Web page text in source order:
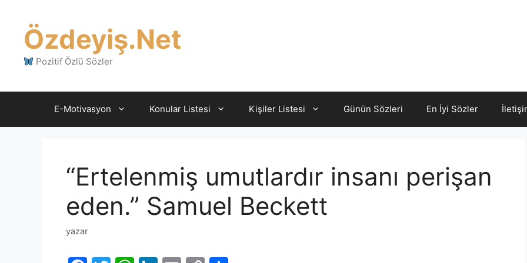
Özdeyiş.Net
Pozitif Özlü Sözler
E-Motivasyon Konular Listesi Kişiler Listesi Günün Sözleri En İyi Sözler
“Ertelenmiş umutlardır insanı perişan
eden.” Samuel Beckett
yazar